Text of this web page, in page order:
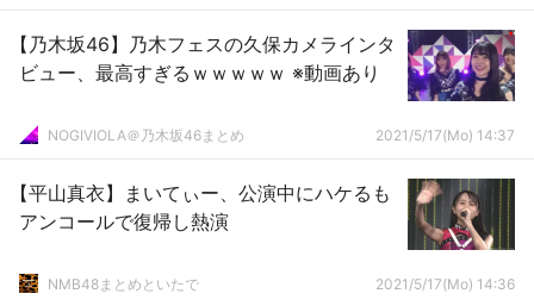
【乃木坂46】乃木フェスの久保カメラインタ
ビュー、最高すぎるｗｗｗｗｗ ※動画あり
NOGIVIOLA＠乃木坂46まとめ 2021/5/17(Mo) 14:37
【平山真衣】まいてぃー、公演中にハケるも
アンコールで復帰し熱演
NMB48まとめといたで 2021/5/17(Mo) 14:36